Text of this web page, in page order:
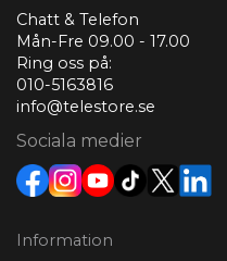
Chatt & Telefon
Mån-Fre 09.00 - 17.00
Ring oss på:
010-5163816
info@telestore.se
Sociala medier
Information